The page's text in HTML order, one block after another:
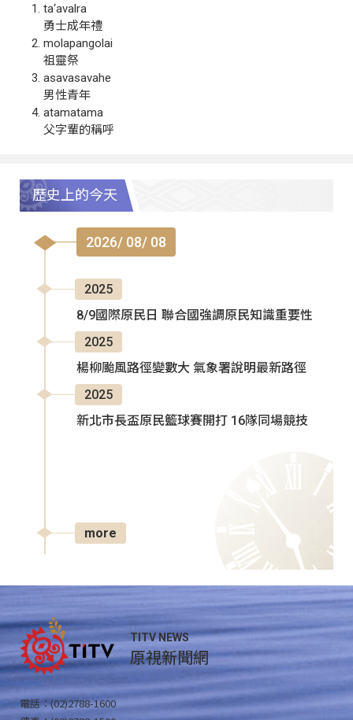
ta‘avalra
勇士成年禮
molapangolai
祖靈祭
asavasavahe
男性青年
atamatama
父字輩的稱呼
歷史上的今天
2026/ 08/ 08
2025
8/9國際原民日 聯合國強調原民知識重要性
2025
楊柳颱風路徑變數大 氣象署說明最新路徑
2025
新北市長盃原民籃球賽開打 16隊同場競技
more
TITV NEWS
原視新聞網
電話：(02)2788-1600